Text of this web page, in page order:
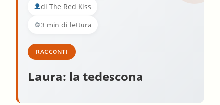
di The Red Kiss
3 min di lettura
RACCONTI
Laura: la tedescona